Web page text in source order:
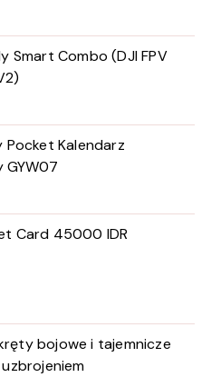
Smart Combo (DJI FPV
Pocket Kalendarz
Card 45000 IDR
bojowe i tajemnicze